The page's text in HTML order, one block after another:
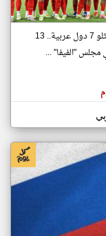
مدار الساعة
العاجلة والمباشرة
بينهم ممثلو 7 دول عربية.. 13
"الفيفا" ...